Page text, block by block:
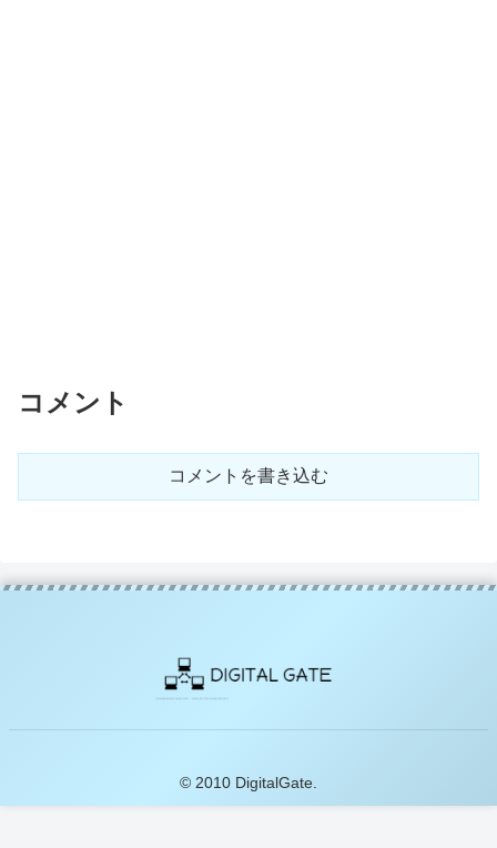
コメント
コメントを書き込む
© 2010 DigitalGate.